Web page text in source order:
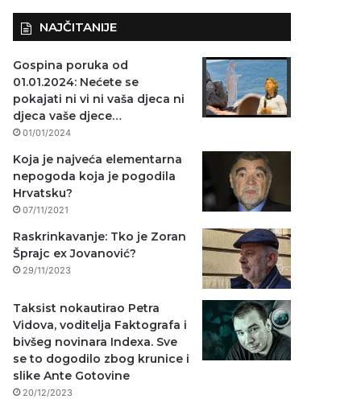
NAJČITANIJE
Gospina poruka od
01.01.2024: Nećete se
pokajati ni vi ni vaša djeca ni
djeca vaše djece…
01/01/2024
Koja je najveća elementarna
nepogoda koja je pogodila
Hrvatsku?
07/11/2021
Raskrinkavanje: Tko je Zoran
Šprajc ex Jovanović?
29/11/2023
Taksist nokautirao Petra
Vidova, voditelja Faktografa i
bivšeg novinara Indexa. Sve
se to dogodilo zbog krunice i
slike Ante Gotovine
20/12/2023